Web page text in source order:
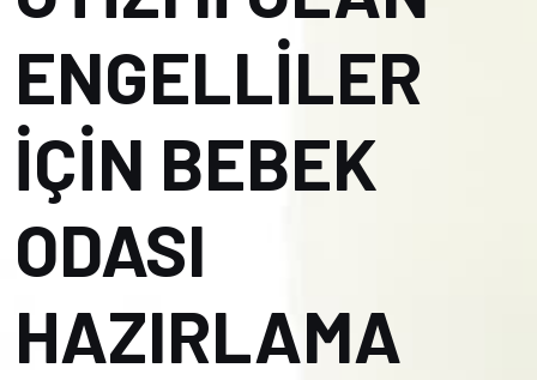
ENGELLİLER
İÇİN BEBEK
ODASI
HAZIRLAMA